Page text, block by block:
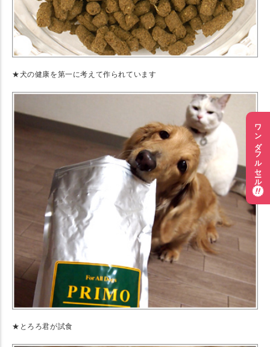
★犬の健康を第一に考えて作られています
★とろろ君が試食
ワンダフルセール